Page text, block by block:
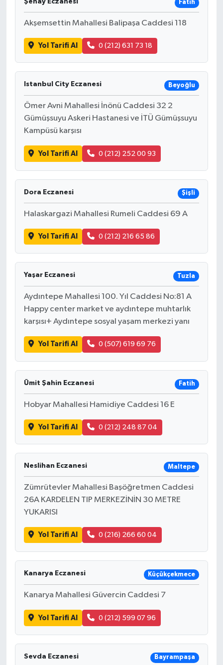
Şenay Eczanesi Fatih
Akşemsettin Mahallesi Balipaşa Caddesi 118
Yol Tarifi Al 0 (212) 631 73 18
Istanbul City Eczanesi Beyoğlu
Ömer Avni Mahallesi İnönü Caddesi 32 2
Gümüşsuyu Askeri Hastanesi ve İTÜ Gümüşsuyu
Kampüsü karşısı
Yol Tarifi Al 0 (212) 252 00 93
Dora Eczanesi Şişli
Halaskargazi Mahallesi Rumeli Caddesi 69 A
Yol Tarifi Al 0 (212) 216 65 86
Yaşar Eczanesi Tuzla
Aydıntepe Mahallesi 100. Yıl Caddesi No:81 A
Happy center market ve aydıntepe muhtarlık
karşısı+ Aydıntepe sosyal yaşam merkezi yanı
Yol Tarifi Al 0 (507) 619 69 76
Ümit Şahin Eczanesi Fatih
Hobyar Mahallesi Hamidiye Caddesi 16 E
Yol Tarifi Al 0 (212) 248 87 04
Neslihan Eczanesi Maltepe
Zümrütevler Mahallesi Başöğretmen Caddesi
26A KARDELEN TIP MERKEZİNİN 30 METRE
YUKARISI
Yol Tarifi Al 0 (216) 266 60 04
Kanarya Eczanesi Küçükçekmece
Kanarya Mahallesi Güvercin Caddesi 7
Yol Tarifi Al 0 (212) 599 07 96
Sevda Eczanesi Bayrampaşa